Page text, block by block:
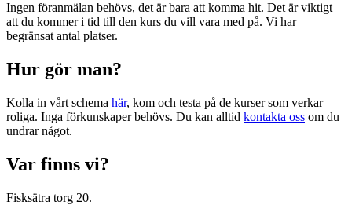
Ingen föranmälan behövs, det är bara att komma hit. Det är viktigt
att du kommer i tid till den kurs du vill vara med på. Vi har
begränsat antal platser.
Hur gör man?
Kolla in vårt schema här, kom och testa på de kurser som verkar
roliga. Inga förkunskaper behövs. Du kan alltid kontakta oss om du
undrar något.
Var finns vi?
Fisksätra torg 20.